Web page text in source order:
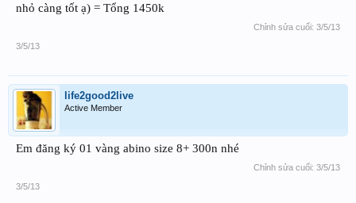
nhỏ càng tốt ạ) = Tổng 1450k
Chỉnh sửa cuối: 3/5/13
3/5/13
life2good2live
Active Member
Em đăng ký 01 vàng abino size 8+ 300n nhé
Chỉnh sửa cuối: 3/5/13
3/5/13